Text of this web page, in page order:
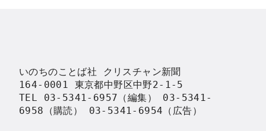
いのちのことば社 クリスチャン新聞
164-0001 東京都中野区中野2-1-5
TEL 03-5341-6957（編集） 03-5341-
6958（購読） 03-5341-6954（広告）